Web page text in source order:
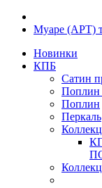
Муаре (АРТ)
Новинки
КПБ
Сатин
Поплин
Поплин
Перкаль